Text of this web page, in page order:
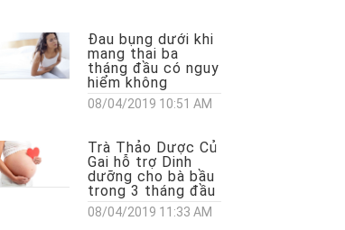
Đau bụng dưới khi
mang thai ba
tháng đầu có nguy
hiểm không
08/04/2019 10:51 AM
Trà Thảo Dược Củ
Gai hỗ trợ Dinh
dưỡng cho bà bầu
trong 3 tháng đầu
08/04/2019 11:33 AM